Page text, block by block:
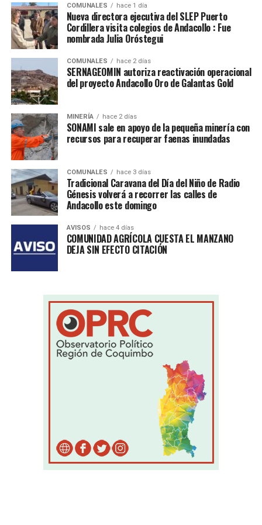
COMUNALES hace 1 día
Nueva directora ejecutiva del SLEP Puerto
Cordillera visita colegios de Andacollo : Fue
nombrada Julia Oróstegui
COMUNALES hace 2 días
SERNAGEOMIN autoriza reactivación operacional
del proyecto Andacollo Oro de Galantas Gold
MINERÍA hace 2 días
SONAMI sale en apoyo de la pequeña minería con
recursos para recuperar faenas inundadas
COMUNALES hace 3 días
Tradicional Caravana del Día del Niño de Radio
Génesis volverá a recorrer las calles de
Andacollo este domingo
AVISOS hace 4 días
COMUNIDAD AGRÍCOLA CUESTA EL MANZANO
DEJA SIN EFECTO CITACIÓN